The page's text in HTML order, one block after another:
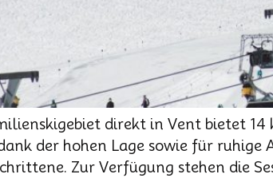
direkt in Vent bietet
der hohen Lage sowie für
Zur Verfügung stehen die